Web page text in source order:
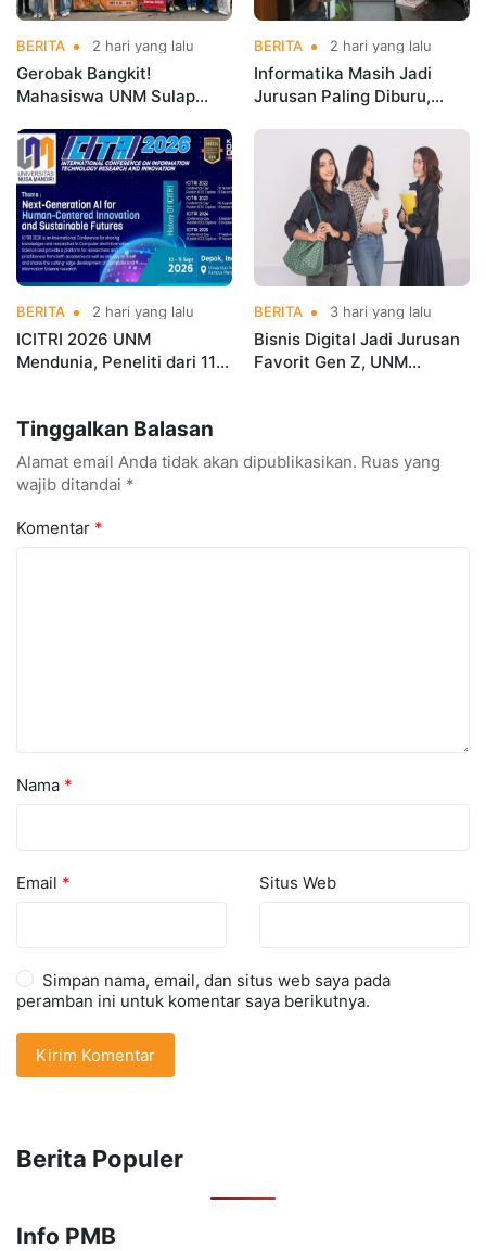
BERITA 2 hari yang lalu
Gerobak Bangkit!
Mahasiswa UNM Sulap
Menarik dan Laris
BERITA 2 hari yang lalu
Informatika Masih Jadi
Jurusan Paling Diburu,
hingga Cyber Security
BERITA 2 hari yang lalu
ICITRI 2026 UNM
Mendunia, Peneliti dari 11
BERITA 3 hari yang lalu
Bisnis Digital Jadi Jurusan
Favorit Gen Z, UNM
Tinggalkan Balasan
Alamat email Anda tidak akan dipublikasikan. Ruas yang
wajib ditandai *
Komentar *
Nama *
Email * Situs Web
Simpan nama, email, dan situs web saya pada
peramban ini untuk komentar saya berikutnya.
Berita Populer
Info PMB